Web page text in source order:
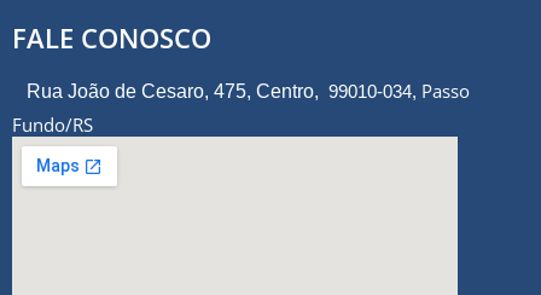
FALE CONOSCO
Rua João de Cesaro, 475, Centro, 99010-034, Passo
Fundo/RS